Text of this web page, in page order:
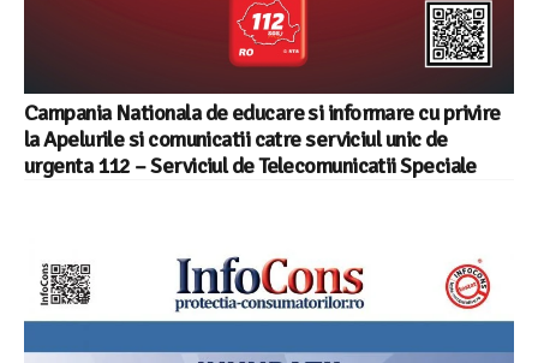
Campania Nationala de educare si informare cu privire
la Apelurile si comunicatii catre serviciul unic de
urgenta 112 – Serviciul de Telecomunicatii Speciale